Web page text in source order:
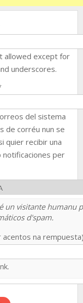
allowed except for
underscores.
del sistema
de corréu nun se
quier recibir una
notificaciones per
un visitante humanu
d'spam.
acentos na